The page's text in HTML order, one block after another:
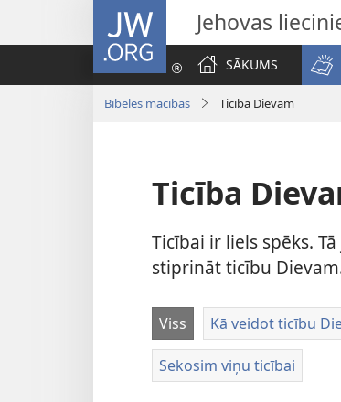
JW.ORG Jehovas
SĀKUMS
Bībeles mācības Ticība Dievam
Ticība
Ticībai ir liels spēks.
stiprināt ticību
Viss Kā veidot ticību
Sekosim viņu ticībai